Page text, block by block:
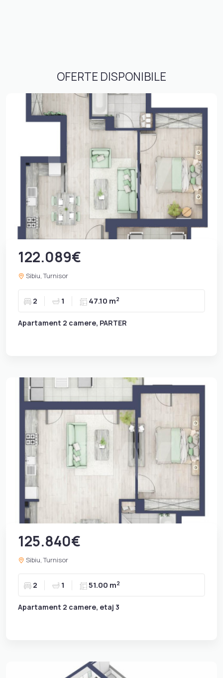
OFERTE DISPONIBILE
122.089€
Sibiu, Turnisor
2 1 47.10 m2
Apartament 2 camere, PARTER
125.840€
Sibiu, Turnisor
2 1 51.00 m2
Apartament 2 camere, etaj 3